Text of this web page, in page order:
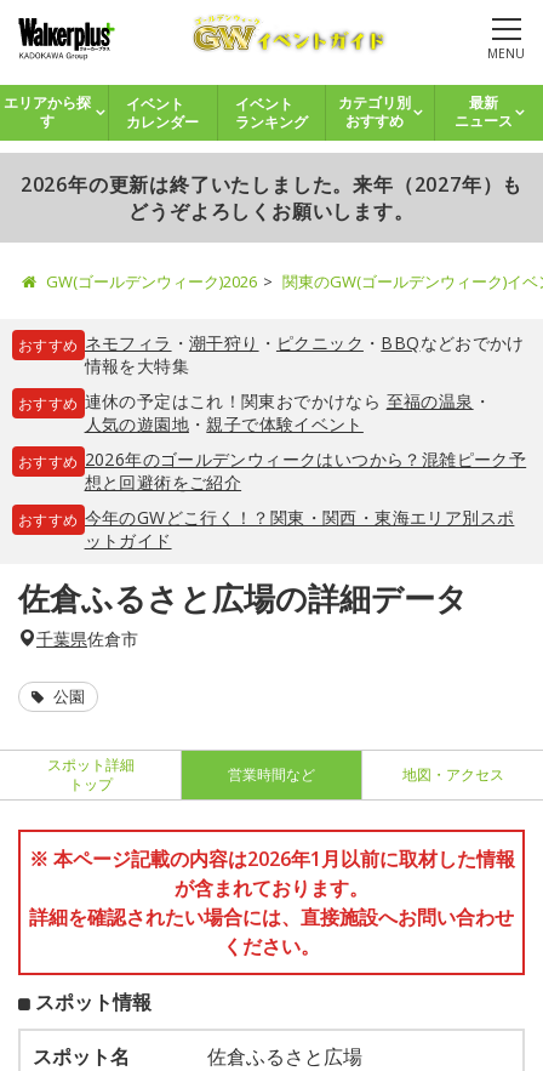
MENU
エリアから探
す
イベント
カレンダー
イベント
ランキング
カテゴリ別
おすすめ
最新
ニュース
2026年の更新は終了いたしました。来年（2027年）も
どうぞよろしくお願いします。
GW(ゴールデンウィーク)2026 関東のGW(ゴールデンウィーク)イ
おすすめ ネモフィラ ・ 潮干狩り ・ ピクニック ・ BBQなどおでかけ
情報を大特集
おすすめ 連休の予定はこれ！関東おでかけなら 至福の温泉 ・
人気の遊園地・親子で体験イベント
おすすめ 2026年のゴールデンウィークはいつから？混雑ピーク予
想と回避術をご紹介
おすすめ 今年のGWどこ行く！？関東・関西・東海エリア別スポ
ットガイド
佐倉ふるさと広場の詳細データ
千葉県佐倉市
公園
スポット詳細
トップ
営業時間など 地図・アクセス
※ 本ページ記載の内容は2026年1月以前に取材した情報
が含まれております。
詳細を確認されたい場合には、直接施設へお問い合わせ
ください。
スポット情報
スポット名
佐倉ふるさと広場